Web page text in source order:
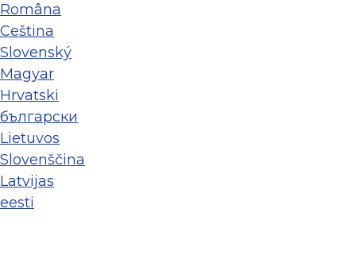
Româna
Ceština
Slovenský
Magyar
Hrvatski
български
Lietuvos
Slovenščina
Latvijas
eesti